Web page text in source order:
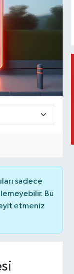
sadece
Bu
etmeniz